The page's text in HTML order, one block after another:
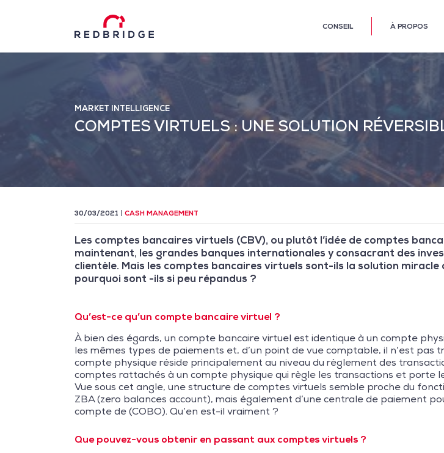
CONSEIL À PROPOS
MARKET INTELLIGENCE
COMPTES VIRTUELS : UNE SOLUTION
30/03/2021 CASH MANAGEMENT
Les comptes bancaires virtuels (CBV), ou plutôt l’idée de comptes
maintenant, les grandes banques internationales y consacrant des
clientèle. Mais les comptes bancaires virtuels sont-ils la solution
pourquoi sont -ils si peu répandus ?
Qu’est-ce qu’un compte bancaire virtuel ?
À bien des égards, un compte bancaire virtuel est identique à un compte
les mêmes types de paiements et, d’un point de vue comptable, il n’est
compte physique réside principalement au niveau du règlement des
comptes rattachés à un compte physique qui règle les transactions et porte
Vue sous cet angle, une structure de comptes virtuels semble proche du
ZBA (zero balances account), mais également d’une centrale de paiement
compte de (COBO). Qu’en est-il vraiment ?
Que pouvez-vous obtenir en passant aux comptes virtuels ?